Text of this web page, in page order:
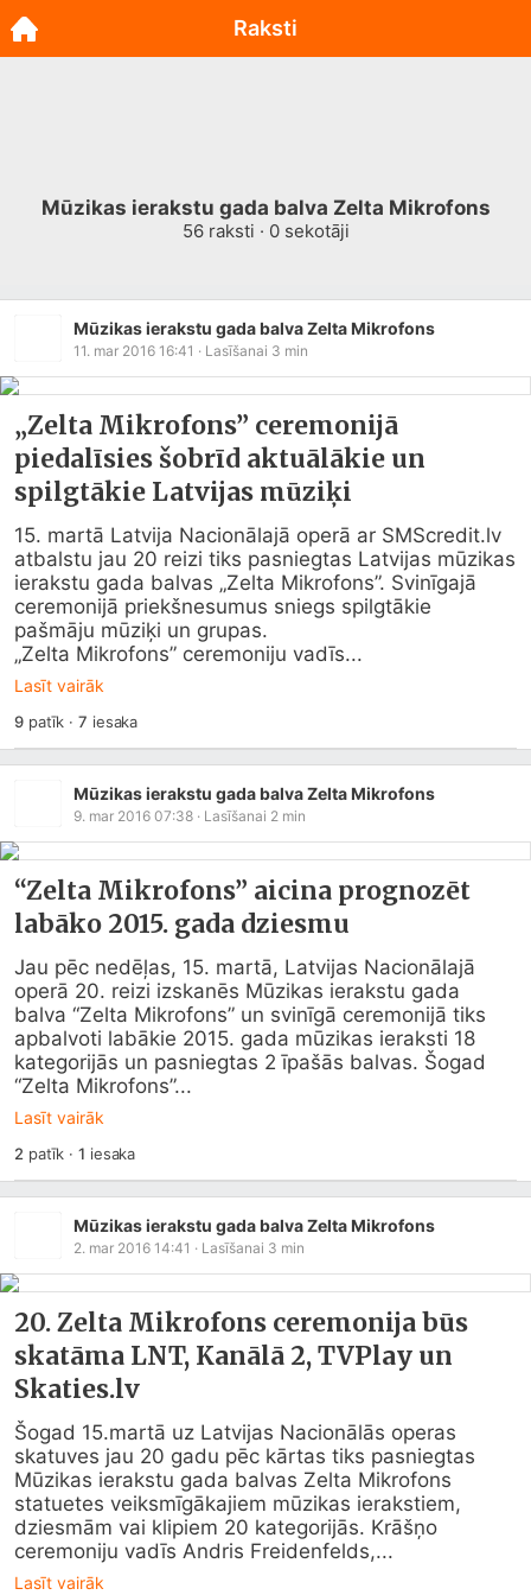
Mūzikas ierakstu gada balva Zelta Mikrofons
56raksti · 0sekotāji
Mūzikas ierakstu gada balva Zelta Mikrofons
11. mar 2016 16:41 · Lasīšanai 3 min
„Zelta Mikrofons” ceremonijā
piedalīsies šobrīd aktuālākie un
spilgtākie Latvijas mūziķi
15. martā Latvija Nacionālajā operā ar SMScredit.lv
atbalstu jau 20 reizi tiks pasniegtas Latvijas mūzikas
ierakstu gada balvas „Zelta Mikrofons”. Svinīgajā
ceremonijā priekšnesumus sniegs spilgtākie
pašmāju mūziķi un grupas.
„Zelta Mikrofons” ceremoniju vadīs...
Lasīt vairāk
9patīk ·7 iesaka
Mūzikas ierakstu gada balva Zelta Mikrofons
9. mar 2016 07:38 · Lasīšanai 2 min
“Zelta Mikrofons” aicina prognozēt
labāko 2015. gada dziesmu
Jau pēc nedēļas, 15. martā, Latvijas Nacionālajā
operā 20. reizi izskanēs Mūzikas ierakstu gada
balva “Zelta Mikrofons” un svinīgā ceremonijā tiks
apbalvoti labākie 2015. gada mūzikas ieraksti 18
kategorijās un pasniegtas 2 īpašās balvas. Šogad
“Zelta Mikrofons”...
Lasīt vairāk
2 patīk ·1 iesaka
Mūzikas ierakstu gada balva Zelta Mikrofons
2. mar 2016 14:41 · Lasīšanai 3 min
20. Zelta Mikrofons ceremonija būs
skatāma LNT, Kanālā 2, TVPlay un
Skaties.lv
Šogad 15.martā uz Latvijas Nacionālās operas
skatuves jau 20 gadu pēc kārtas tiks pasniegtas
Mūzikas ierakstu gada balvas Zelta Mikrofons
statuetes veiksmīgākajiem mūzikas ierakstiem,
dziesmām vai klipiem 20 kategorijās. Krāšņo
ceremoniju vadīs Andris Freidenfelds,...
Lasīt vairāk
Raksti